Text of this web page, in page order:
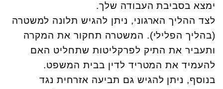
ימצא בסביבת העבודה שלך.
לצד ההליך הארגוני, ניתן להגיש תלונה למשטרה
(בהליך הפלילי). המשטרה תחקור את המקרה
ותעביר את התיק לפרקליטות שתחליט האם
להעמיד את המטריד לדין בבית המשפט.
בנוסף, ניתן להגיש גם תביעה אזרחית נגד